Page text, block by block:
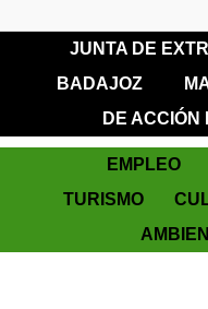
JUNTA DE
BADAJOZ
DE ACCIÓN
EMPLEO
TURISMO